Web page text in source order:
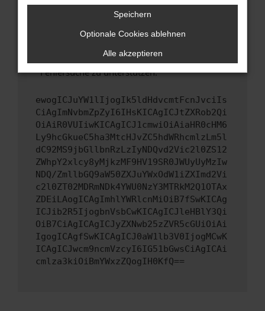
Wende dich an den Webseitenbetreiber.
Wenn du alle oben genannten Schritte versucht
hast, kontaktiere uns bitte. Wir werden
uns diesen Text schicken, um uns bei der
Fehlersuche zu unterstützen:
ewogICJuYW1lIjogIk5ldHdvcmtFcnJvciIs
CiAgImNvbmZpZyI6IHsKICAgICJtZXRob2Qi
OiAiR0VUIiwKICAgICJ1cmwiOiAiaHR0cHM6
Ly9hcGkueC5ha3MtcHJvZC5hdWRhcmlzLm5l
dC92MS9jbGllbnRzLzIyNDQvd2Vic2l0ZS12
ZWhpY2xlcy8yMjkzMF9HV19SR0JWUyUyMzIw
NDQ/ZmllbGQ9aW50ZXJuYWxOdW1iZXImd2Vi
c2l0ZT02MDRmNDk4YWU0NzY3MTRkM2Q1OTAx
ZDEiLAogICAgImhlYWRlcnMiOiB7fSwKICAg
ICJib2R5IjogbnVsbCwKICAgICJleHBlY3Qi
OiB7CiAgICAgICJyZXNwb25zZVR5cGUiOiAi
IgogICAgfSwKICAgICJ0aW1lb3V0IjogMCwK
ICAgICJwcm9ncmVzcyI6IG51bGwsCiAgICAi
cmlza3kiOiBmYWxzZQogIH0KfQ==
Speichern
Optionale Cookies ablehnen
Alle akzeptieren